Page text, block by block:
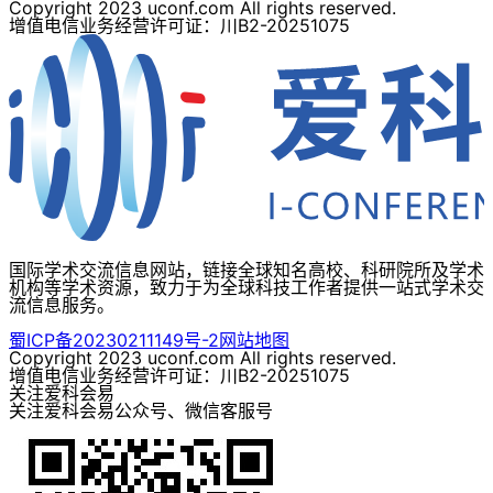
Copyright 2023 uconf.com All rights reserved.
增值电信业务经营许可证：川B2-20251075
国际学术交流信息网站，链接全球知名高校、科研院所及学术
机构等学术资源，致力于为全球科技工作者提供一站式学术交
流信息服务。
蜀ICP备20230211149号-2网站地图
Copyright 2023 uconf.com All rights reserved.
增值电信业务经营许可证：川B2-20251075
关注爱科会易
关注爱科会易公众号、微信客服号